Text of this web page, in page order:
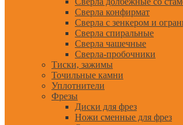
Сверла конфирмат
Сверла с зенкером и
Сверла спиральные
Сверла чашечные
Сверла-пробочники
Тиски, зажимы
Точильные камни
Уплотнители
Фрезы
Диски для фрез
Ножи сменные для фрез